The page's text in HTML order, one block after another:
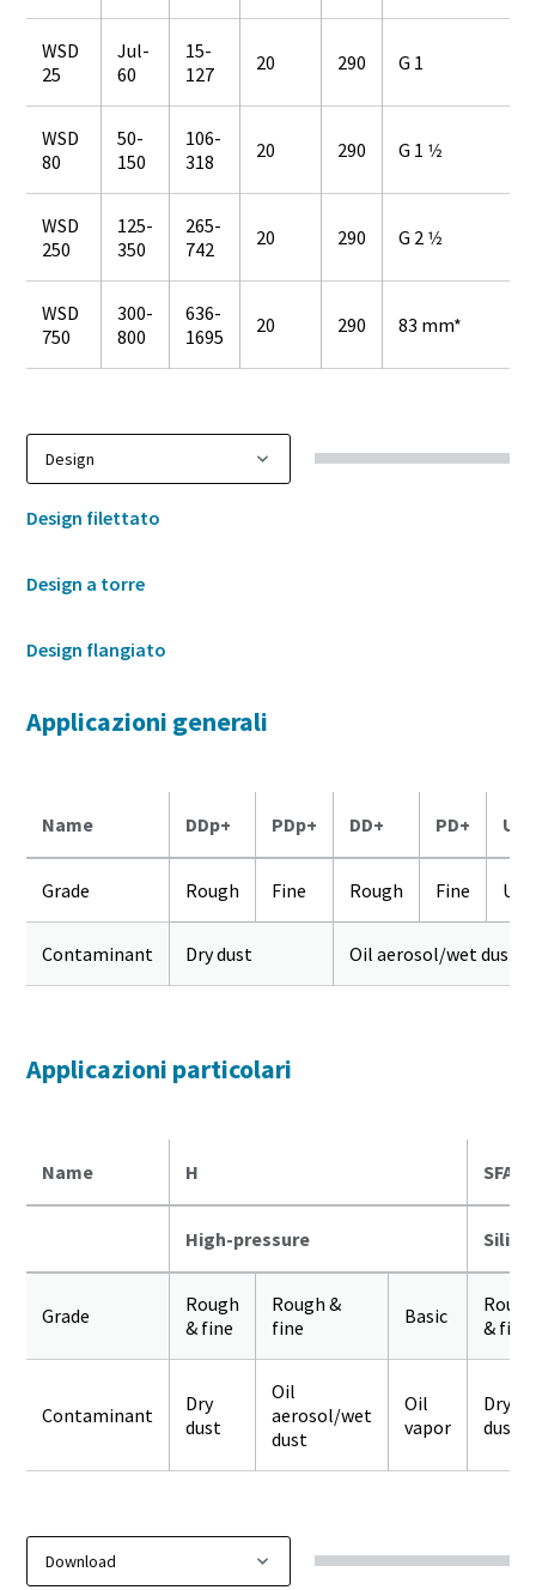
WSD
25
Jul-
60
15-
127
20 290 G 1
WSD
80
50-
150
106-
318
20 290 G 1 1⁄2
WSD
250
125-
350
265-
742
20 290 G 2 1⁄2
WSD
750
300-
800
636-
1695
20 290 83 mm*
Design filettato
Design a torre
Design flangiato
Applicazioni generali
Name DDp+ PDp+ DD+ PD+
Grade Rough Fine Rough Fine
Contaminant Dry dust Oil aerosol/wet dust
Applicazioni particolari
Name H SFA
High-pressure
Grade
Rough
& fine
Rough &
fine
Basic
Rough
& fine
Contaminant
Dry
dust
Oil
aerosol/wet
dust
Oil
vapor
Dry
dust